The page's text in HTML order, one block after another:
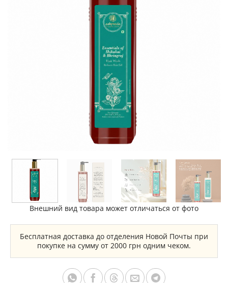
Внешний вид товара может отличаться от фото
Бесплатная доставка до отделения Новой Почты при
покупке на сумму от 2000 грн одним чеком.